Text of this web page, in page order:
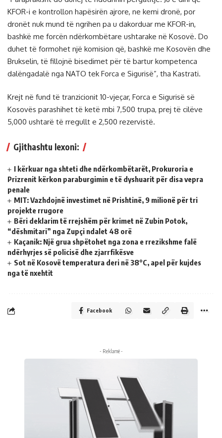
KFOR-i e kontrollon hapësirën ajrore, ne kemi dronë, por
dronët nuk mund të ngrihen pa u dakorduar me KFOR-in,
bashkë me forcën ndërkombëtare ushtarake në Kosovë. Do
duhet të formohet një komision që, bashkë me Kosovën dhe
Brukselin, të fillojnë bisedimet për të bartur kompetenca
dalëngadalë nga NATO tek Forca e Sigurisë”, tha Kastrati.
Krejt në fund të tranzicionit 10-vjeçar, Forca e Sigurisë së
Kosovës parashihet të ketë mbi 7,500 trupa, prej të cilëve
5,000 ushtarë të rregullt e 2,500 rezervistë.
Gjithashtu lexoni:
I kërkuar nga shteti dhe ndërkombëtarët, Prokuroria e
Prizrenit kërkon paraburgimin e të dyshuarit për disa vepra
penale
MIT: Vazhdojnë investimet në Prishtinë, 9 milionë për tri
projekte rrugore
​Bëri deklarim të rrejshëm për krimet në Zubin Potok,
“dëshmitari” nga Zupçi ndalet 48 orë
Kaçanik: Një grua shpëtohet nga zona e rrezikshme falë
ndërhyrjes së policisë dhe zjarrfikësve
Sot në Kosovë temperatura deri në 38°C, apel për kujdes
nga të nxehtit
Facebook
- Reklamë -